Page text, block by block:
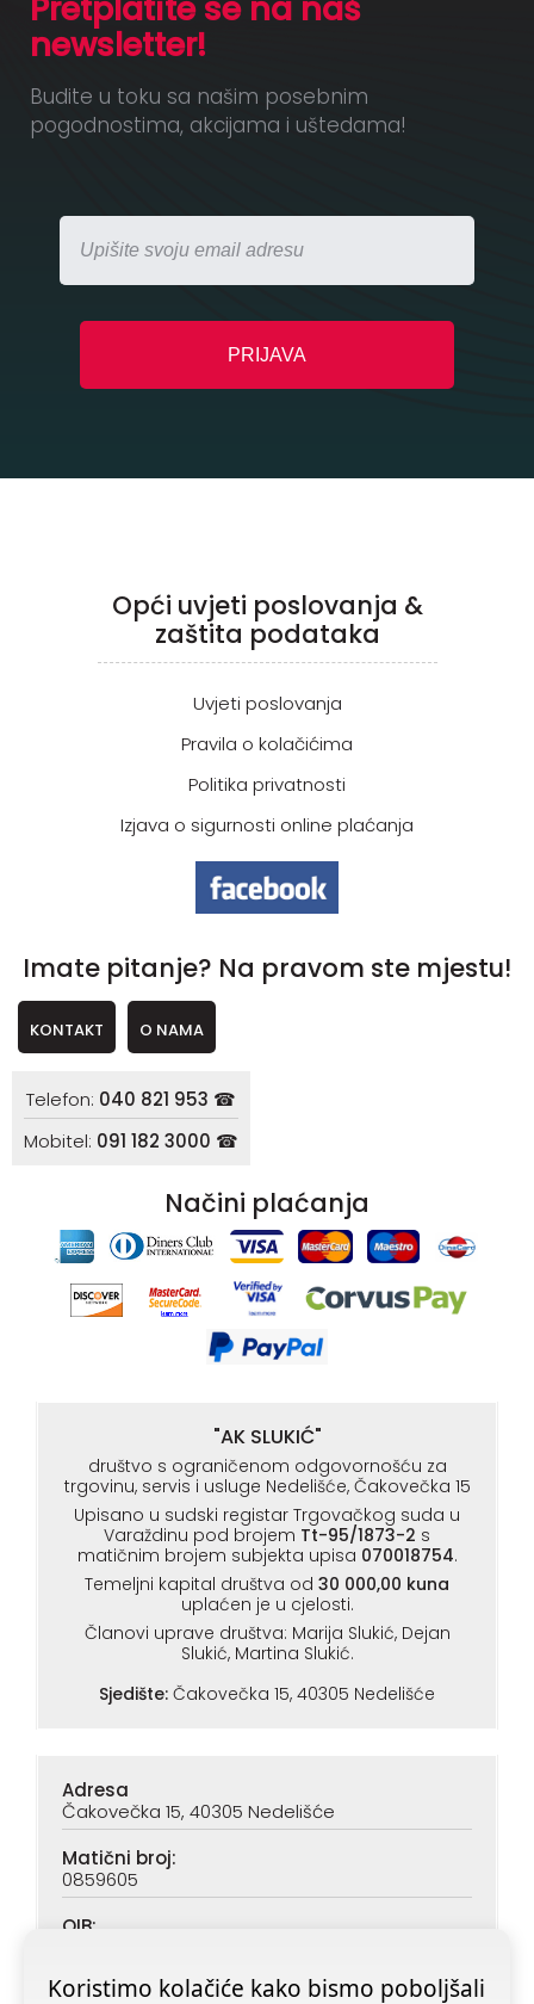
Koristimo kolačiće kako bismo poboljšali
Pretplatite se na naš
newsletter!
Budite u toku sa našim posebnim
pogodnostima, akcijama i uštedama!
Opći uvjeti poslovanja &
zaštita podataka
Uvjeti poslovanja
Pravila o kolačićima
Politika privatnosti
Izjava o sigurnosti online plaćanja
Imate pitanje? Na pravom ste mjestu!
KONTAKT O NAMA
Telefon: 040 821 953 ☎
Mobitel: 091 182 3000 ☎
Načini plaćanja
"AK SLUKIĆ"
društvo s ograničenom odgovornošću za
trgovinu, servis i usluge Nedelišće, Čakovečka 15
Upisano u sudski registar Trgovačkog suda u
Varaždinu pod brojem Tt-95/1873-2 s
matičnim brojem subjekta upisa 070018754.
Temeljni kapital društva od 30 000,00 kuna
uplaćen je u cjelosti.
Članovi uprave društva: Marija Slukić, Dejan
Slukić, Martina Slukić.
Sjedište: Čakovečka 15, 40305 Nedelišće
Adresa
Čakovečka 15, 40305 Nedelišće
Matični broj:
0859605
OIB:
IBAN (PBZ):